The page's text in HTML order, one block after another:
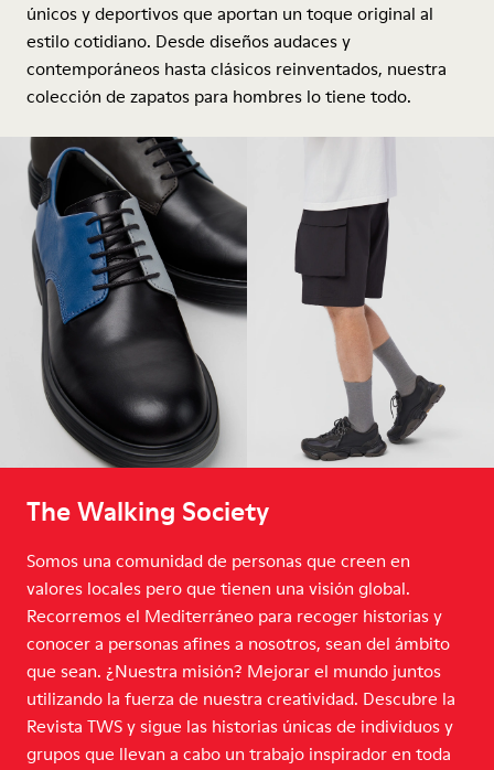
únicos y deportivos que aportan un toque original al
estilo cotidiano. Desde diseños audaces y
contemporáneos hasta clásicos reinventados, nuestra
colección de zapatos para hombres lo tiene todo.
The Walking Society
Somos una comunidad de personas que creen en
valores locales pero que tienen una visión global.
Recorremos el Mediterráneo para recoger historias y
conocer a personas afines a nosotros, sean del ámbito
que sean. ¿Nuestra misión? Mejorar el mundo juntos
utilizando la fuerza de nuestra creatividad. Descubre la
Revista TWS y sigue las historias únicas de individuos y
grupos que llevan a cabo un trabajo inspirador en toda